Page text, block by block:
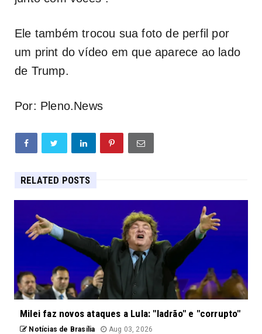
Ele também trocou sua foto de perfil por
um print do vídeo em que aparece ao lado
de Trump.
Por: Pleno.News
RELATED POSTS
Milei faz novos ataques a Lula: "ladrão" e "corrupto"
Notícias de Brasília Aug 03, 2026